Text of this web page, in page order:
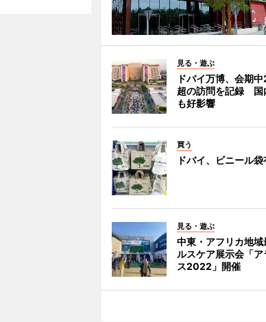
見る・遊ぶ
ドバイ万博、会期
超の訪問を記録 国
も好影響
買う
ドバイ、ビニール
見る・遊ぶ
中東・アフリカ地域
ルスケア展示会「ア
ス2022」開催